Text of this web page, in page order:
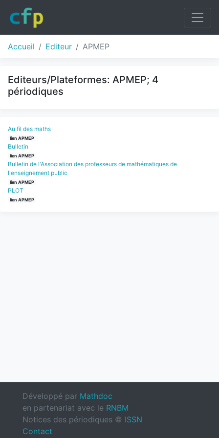
Accueil Editeur APMEP
Editeurs/Plateformes: APMEP; 4
périodiques
Au fil des maths
lien APMEP
Bulletin
lien APMEP
Bulletin de l'Association des professeurs de mathématiques de
l'enseignement public
lien APMEP
PLOT
lien APMEP
Développé par Mathdoc
en partenariat avec le RNBM
Notices des périodiques © ISSN
Contact